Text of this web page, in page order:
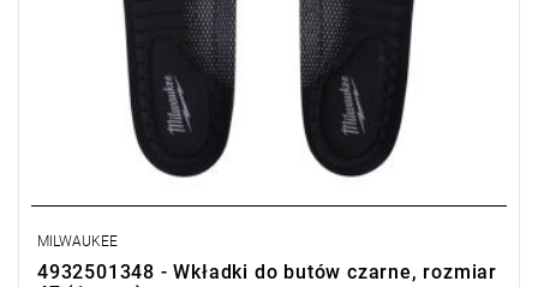
MILWAUKEE
4932501348 - Wkładki do butów czarne, rozmiar